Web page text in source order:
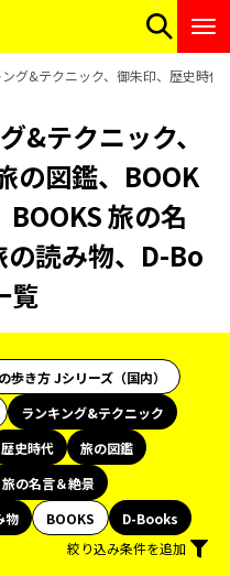
グ&テクニック、御朱印、歴史時
&テクニック、
の図鑑、BOOK
旅の名
の読み物、D-Bo
覧
歩き方 Jシリーズ（国内）
ランキング&テクニック
歴史時代
旅の図鑑
の名言＆絶景
物 BOOKS
D-Books
絞り込み条件を追加